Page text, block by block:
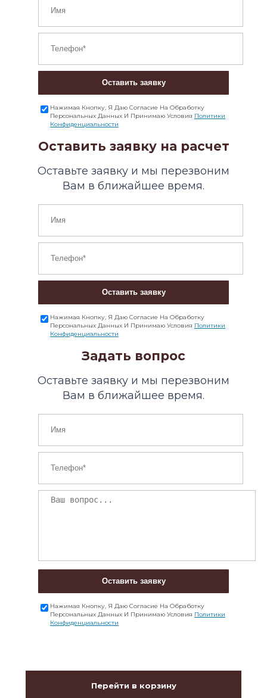
Оставить заявку
Нажимая Кнопку, Я Даю Согласие На Обработку
Персональных Данных И Принимаю Условия Политики
Конфиденциальности
Оставить заявку на расчет
Оставьте заявку и мы перезвоним
Вам в ближайшее время.
Оставить заявку
Нажимая Кнопку, Я Даю Согласие На Обработку
Персональных Данных И Принимаю Условия Политики
Конфиденциальности
Задать вопрос
Оставьте заявку и мы перезвоним
Вам в ближайшее время.
Оставить заявку
Нажимая Кнопку, Я Даю Согласие На Обработку
Персональных Данных И Принимаю Условия Политики
Конфиденциальности
Перейти в корзину